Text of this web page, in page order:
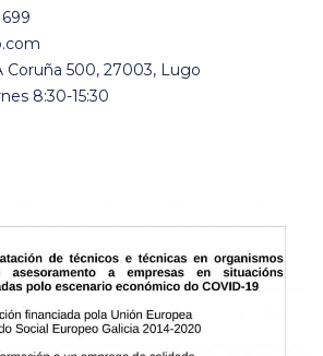
Coruña 500, 27003, Lugo
8:30-15:30